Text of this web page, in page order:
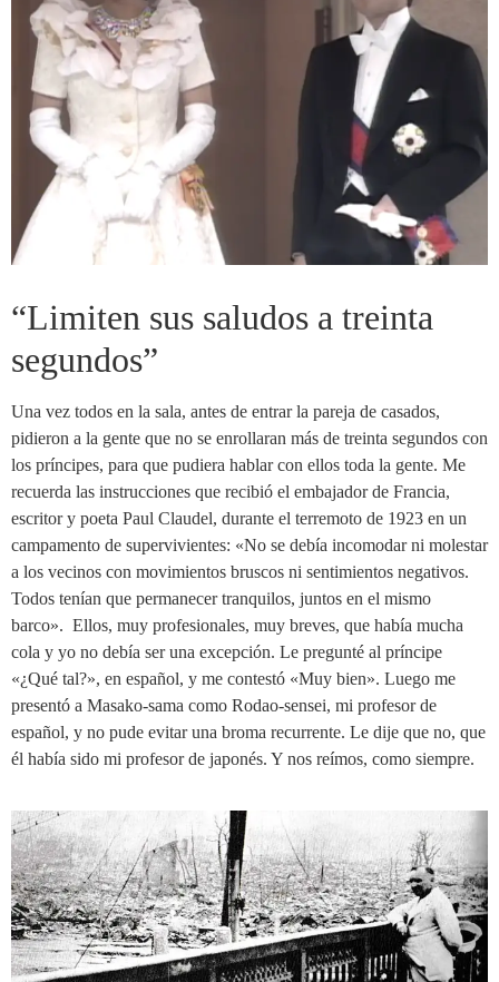
“Limiten sus saludos a treinta
segundos”
Una vez todos en la sala, antes de entrar la pareja de casados,
pidieron a la gente que no se enrollaran más de treinta segundos con
los príncipes, para que pudiera hablar con ellos toda la gente. Me
recuerda las instrucciones que recibió el embajador de Francia,
escritor y poeta Paul Claudel, durante el terremoto de 1923 en un
campamento de supervivientes: «No se debía incomodar ni molestar
a los vecinos con movimientos bruscos ni sentimientos negativos.
Todos tenían que permanecer tranquilos, juntos en el mismo
barco». Ellos, muy profesionales, muy breves, que había mucha
cola y yo no debía ser una excepción. Le pregunté al príncipe
«¿Qué tal?», en español, y me contestó «Muy bien». Luego me
presentó a Masako-sama como Rodao-sensei, mi profesor de
español, y no pude evitar una broma recurrente. Le dije que no, que
él había sido mi profesor de japonés. Y nos reímos, como siempre.